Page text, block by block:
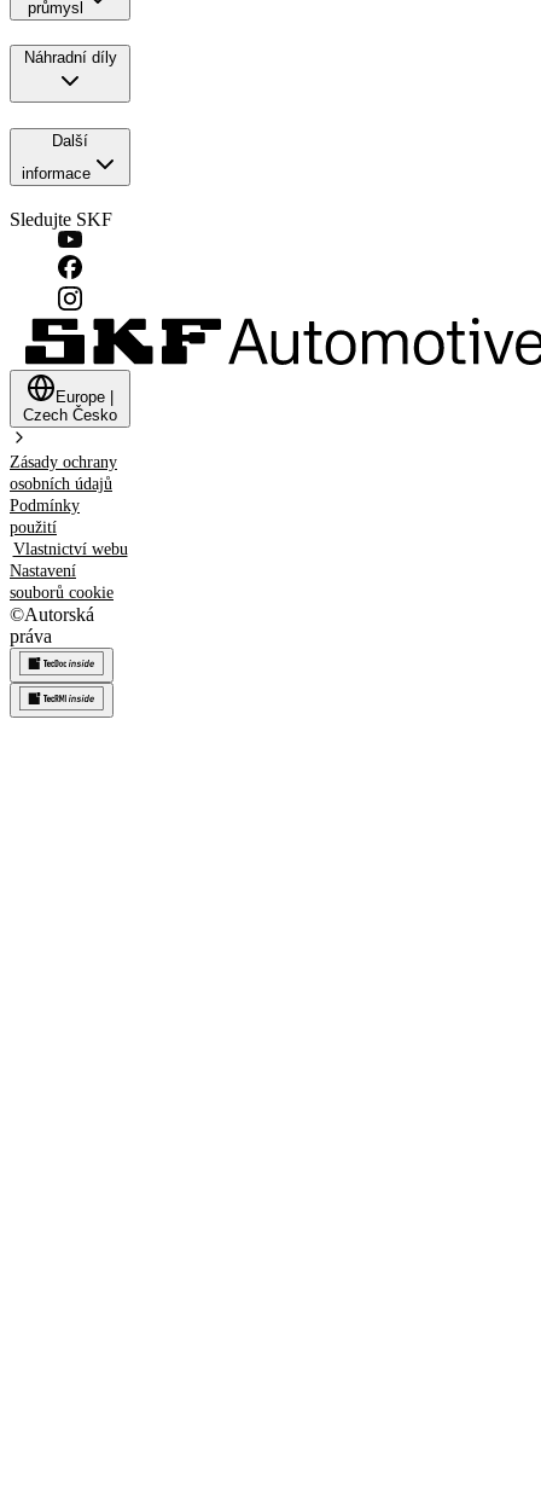
průmysl
Náhradní díly
Další
informace
Sledujte SKF
Europe
Czech Česko
Zásady ochrany
osobních údajů
Podmínky
použití
Vlastnictví webu
Nastavení
souborů cookie
©Autorská
práva